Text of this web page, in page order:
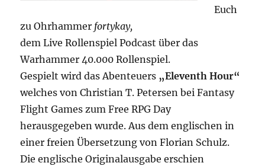
Euch
zu Ohrhammer fortykay,
dem Live Rollenspiel Podcast über das
Warhammer 40.000 Rollenspiel.
Gespielt wird das Abenteuers „Eleventh Hour“
welches von Christian T. Petersen bei Fantasy
Flight Games zum Free RPG Day
herausgegeben wurde. Aus dem englischen in
einer freien Übersetzung von Florian Schulz.
Die englische Originalausgabe erschien